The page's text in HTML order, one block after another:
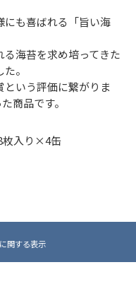
にも喜ばれる「旨い海
海苔を求め培ってきた
。
いう評価に繋がりま
商品です。
枚入り×4缶
関する表示